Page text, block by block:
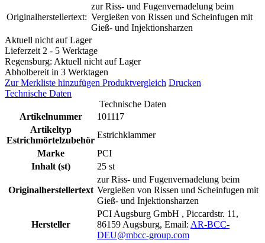
Originalherstellertext:
zur Riss- und Fugenvernadelung beim
Vergießen von Rissen und Scheinfugen mit
Gieß- und Injektionsharzen
Aktuell nicht auf Lager
Lieferzeit 2 - 5 Werktage
Regensburg: Aktuell nicht auf Lager
Abholbereit in 3 Werktagen
Zur Merkliste hinzufügen Produktvergleich Drucken
Technische Daten
Technische Daten
Artikelnummer
101117
Artikeltyp
Estrichmörtelzubehör
Estrichklammer
Marke
PCI
Inhalt (st)
25 st
Originalherstellertext
zur Riss- und Fugenvernadelung beim
Vergießen von Rissen und Scheinfugen mit
Gieß- und Injektionsharzen
Hersteller
PCI Augsburg GmbH , Piccardstr. 11,
86159 Augsburg, Email: AR-BCC-
DEU@mbcc-group.com